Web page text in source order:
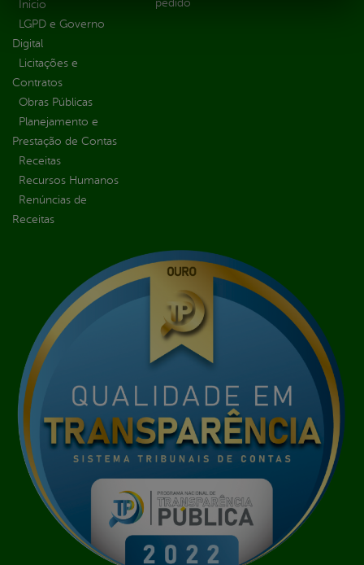
Inicio
LGPD e Governo
Digital
Licitações e
Contratos
Obras Públicas
Planejamento e
Prestação de Contas
Receitas
Recursos Humanos
Renúncias de
Receitas
pedido